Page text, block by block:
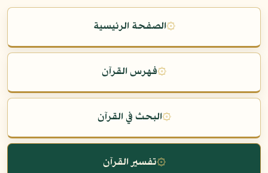
۞الصفحة الرئيسية
۞فهرس القرآن
۞البحث في القرآن
۞تفسير القرآن